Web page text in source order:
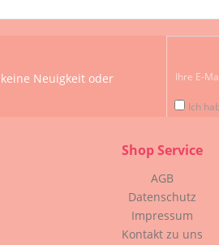
Shop Service
AGB
Datenschutz
Impressum
Kontakt zu uns
Neuigkeit oder
Ich